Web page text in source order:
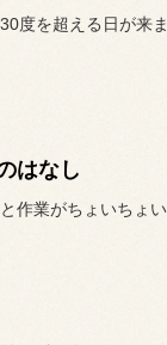
はなし